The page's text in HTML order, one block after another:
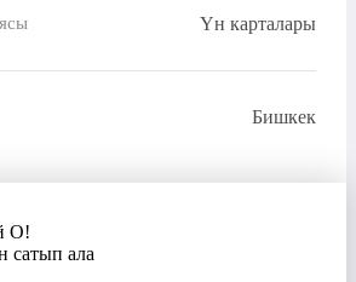
Үн карталары
Бишкек
О!
сатып ала